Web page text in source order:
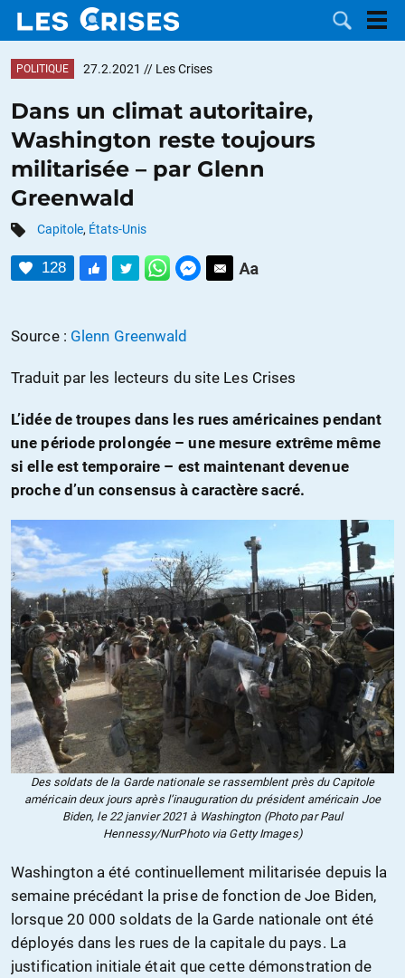
DOSSIERS
CATÉGORIES
CONTACTER
FAIRE UN
DON
POLITIQUE 27.2.2021 // Les Crises
Dans un climat autoritaire,
Washington reste toujours
militarisée – par Glenn
Greenwald
Capitole, États-Unis
128
Source : Glenn Greenwald
Traduit par les lecteurs du site Les Crises
L’idée de troupes dans les rues américaines pendant
une période prolongée – une mesure extrême même
si elle est temporaire – est maintenant devenue
proche d’un consensus à caractère sacré.
Des soldats de la Garde nationale se rassemblent près du Capitole
américain deux jours après l’inauguration du président américain Joe
Biden, le 22 janvier 2021 à Washington (Photo par Paul
Hennessy/NurPhoto via Getty Images)
Washington a été continuellement militarisée depuis la
semaine précédant la prise de fonction de Joe Biden,
lorsque 20 000 soldats de la Garde nationale ont été
déployés dans les rues de la capitale du pays. La
justification initiale était que cette démonstration de